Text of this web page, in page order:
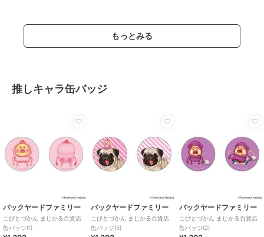
もっとみる
推しキャラ缶バッジ
バックヤードファミリー
こびとづかん まじかる百貨店
缶バッジ(1)
バックヤードファミリー
こびとづかん まじかる百貨店
缶バッジ(5)
バックヤードファミリー
こびとづかん まじかる百貨店
缶バッジ(2)